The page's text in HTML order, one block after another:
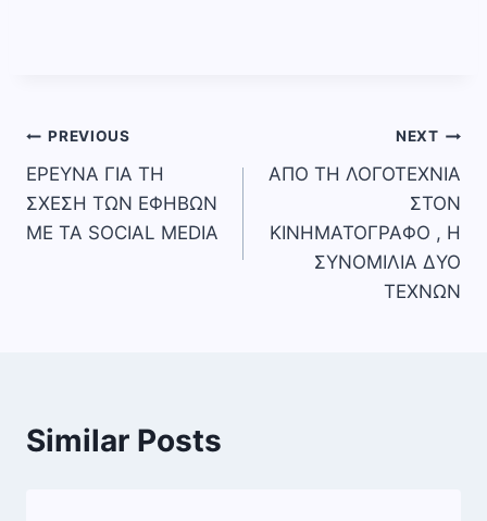
Πλοήγηση
άρθρων
PREVIOUS
ΕΡΕΥΝΑ ΓΙΑ ΤΗ
ΣΧΕΣΗ ΤΩΝ ΕΦΗΒΩΝ
ΜΕ ΤΑ SOCIAL MEDIA
NEXT
ΑΠΟ ΤΗ ΛΟΓΟΤΕΧΝΙΑ
ΣΤΟΝ
ΚΙΝΗΜΑΤΟΓΡΑΦΟ , Η
ΣΥΝΟΜΙΛΙΑ ΔΥΟ
ΤΕΧΝΩΝ
Similar Posts